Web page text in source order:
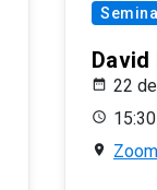
David
22
15:30
Zoom